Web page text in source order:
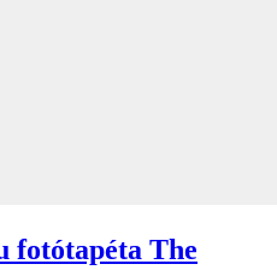
fotótapéta The